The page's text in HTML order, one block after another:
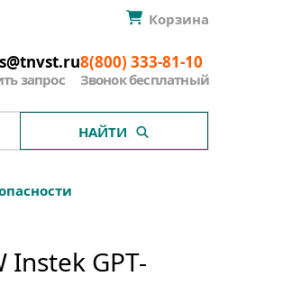
Корзина
запрос
8(800) 333-81-10
Звонок бесплатный
НАЙТИ
GPT-